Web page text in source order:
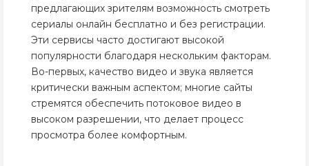
предлагающих зрителям возможность смотреть
сериалы онлайн бесплатно и без регистрации.
Эти сервисы часто достигают высокой
популярности благодаря нескольким факторам.
Во-первых, качество видео и звука является
критически важным аспектом; многие сайты
стремятся обеспечить потоковое видео в
высоком разрешении, что делает процесс
просмотра более комфортным.